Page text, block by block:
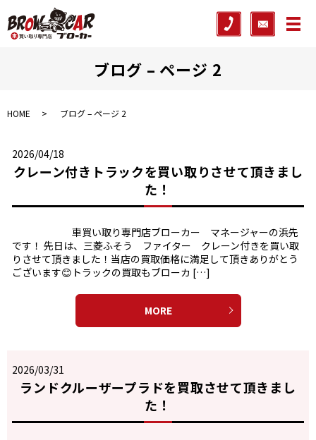
メ
ブログ – ページ 2
HOME ブログ – ページ 2
2026/04/18
クレーン付きトラックを買い取りさせて頂きまし
た！
車買い取り専門店ブローカー マネージャーの浜先
です！ 先日は、三菱ふそう ファイター クレーン付きを買い取
りさせて頂きました！当店の買取価格に満足して頂きありがとう
ございます😊トラックの買取もブローカ […]
MORE
2026/03/31
ランドクルーザープラドを買取させて頂きまし
た！